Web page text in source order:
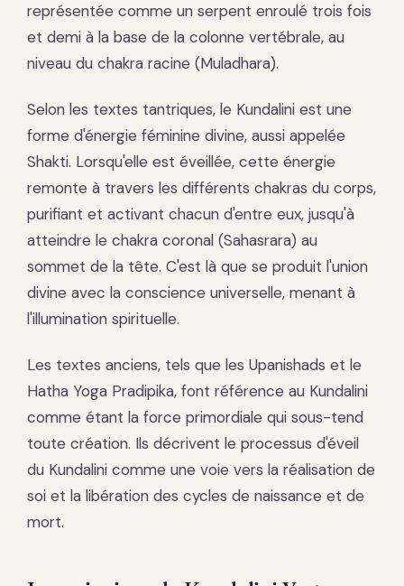
représentée comme un serpent enroulé trois fois
et demi à la base de la colonne vertébrale, au
niveau du chakra racine (Muladhara).
Selon les textes tantriques, le Kundalini est une
forme d'énergie féminine divine, aussi appelée
Shakti. Lorsqu'elle est éveillée, cette énergie
remonte à travers les différents chakras du corps,
purifiant et activant chacun d'entre eux, jusqu'à
atteindre le chakra coronal (Sahasrara) au
sommet de la tête. C'est là que se produit l'union
divine avec la conscience universelle, menant à
l'illumination spirituelle.
Les textes anciens, tels que les Upanishads et le
Hatha Yoga Pradipika, font référence au Kundalini
comme étant la force primordiale qui sous-tend
toute création. Ils décrivent le processus d'éveil
du Kundalini comme une voie vers la réalisation de
soi et la libération des cycles de naissance et de
mort.